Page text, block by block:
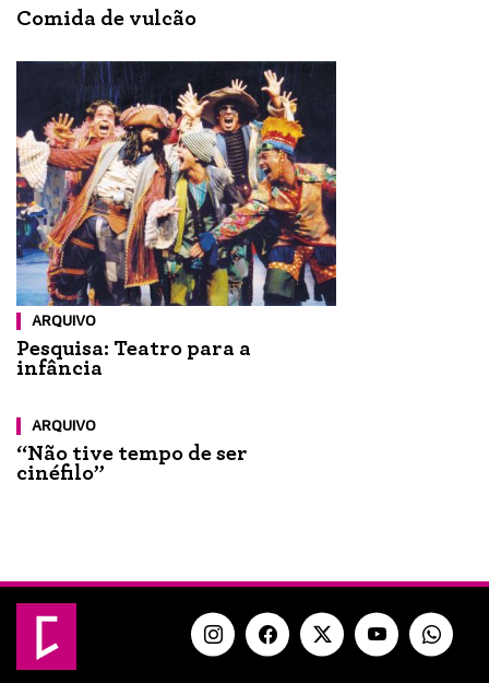
Comida de vulcão
ARQUIVO
Pesquisa: Teatro para a
infância
ARQUIVO
“Não tive tempo de ser
cinéfilo”